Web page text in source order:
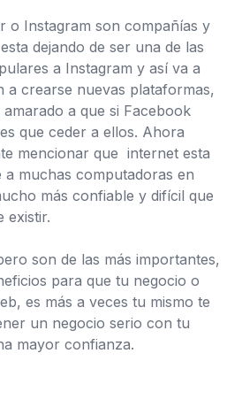
o Instagram son compañías y
dejando de ser una de las
a Instagram y así va a
crearse nuevas plataformas,
a que si Facebook
que ceder a ellos. Ahora
mencionar que internet esta
muchas computadoras en
más confiable y difícil que
existir.
son de las más importantes,
para que tu negocio o
es más a veces tu mismo te
un negocio serio con tu
mayor confianza.